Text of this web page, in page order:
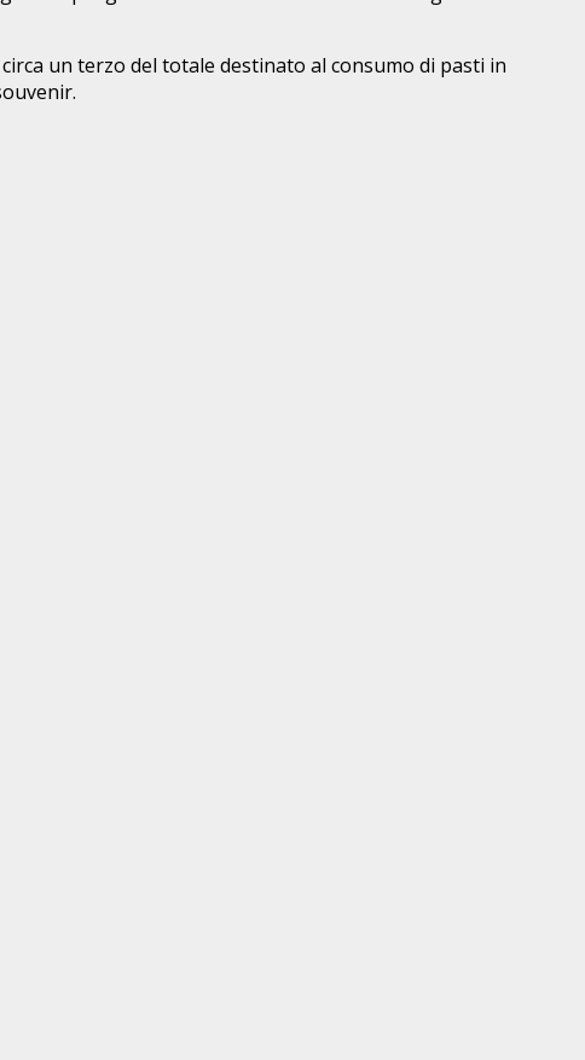
un terzo del totale destinato al consumo di pasti in